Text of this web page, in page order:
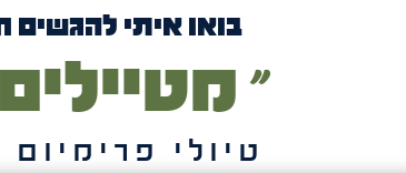
בואו איתי להגשים
״
טיולי